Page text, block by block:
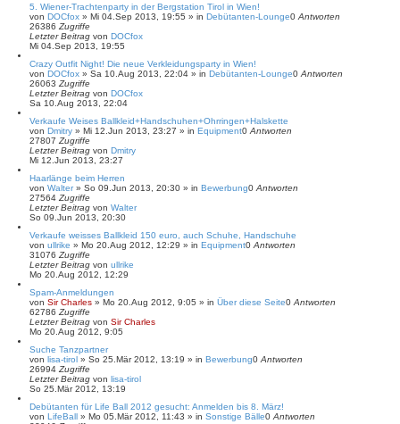
5. Wiener-Trachtenparty in der Bergstation Tirol in Wien!
von DOCfox » Mi 04.Sep 2013, 19:55 » in Debütanten-Lounge0 Antworten
26386 Zugriffe
Letzter Beitrag von DOCfox
Mi 04.Sep 2013, 19:55
Crazy Outfit Night! Die neue Verkleidungsparty in Wien!
von DOCfox » Sa 10.Aug 2013, 22:04 » in Debütanten-Lounge0 Antworten
26063 Zugriffe
Letzter Beitrag von DOCfox
Sa 10.Aug 2013, 22:04
Verkaufe Weises Ballkleid+Handschuhen+Ohrringen+Halskette
von Dmitry » Mi 12.Jun 2013, 23:27 » in Equipment0 Antworten
27807 Zugriffe
Letzter Beitrag von Dmitry
Mi 12.Jun 2013, 23:27
Haarlänge beim Herren
von Walter» So 09.Jun 2013, 20:30 » in Bewerbung0 Antworten
27564 Zugriffe
Letzter Beitrag von Walter
So 09.Jun 2013, 20:30
Verkaufe weisses Ballkleid 150 euro, auch Schuhe, Handschuhe
von ullrike » Mo 20.Aug 2012, 12:29 » in Equipment0 Antworten
31076 Zugriffe
Letzter Beitrag von ullrike
Mo 20.Aug 2012, 12:29
Spam-Anmeldungen
von Sir Charles » Mo 20.Aug 2012, 9:05 » in Über diese Seite0 Antworten
62786 Zugriffe
Letzter Beitrag von Sir Charles
Mo 20.Aug 2012, 9:05
Suche Tanzpartner
von lisa-tirol » So 25.Mär 2012, 13:19 » in Bewerbung0 Antworten
26994 Zugriffe
Letzter Beitrag von lisa-tirol
So 25.Mär 2012, 13:19
Debütanten für Life Ball 2012 gesucht: Anmelden bis 8. März!
von LifeBall » Mo 05.Mär 2012, 11:43 » in Sonstige Bälle0 Antworten